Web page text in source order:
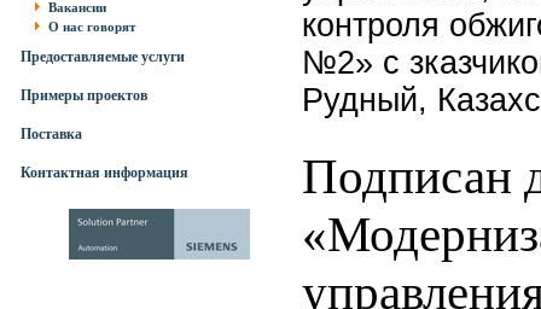
Вакансии
О нас говорят
Предоставляемые услуги
Примеры проектов
Поставка
Контактная информация
контроля
№2» с
Рудный,
Подписан